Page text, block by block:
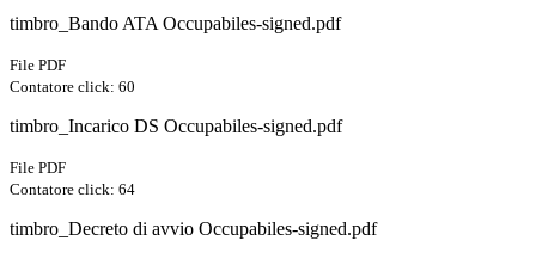
timbro_Bando ATA Occupabiles-signed.pdf
File PDF
Contatore click: 60
timbro_Incarico DS Occupabiles-signed.pdf
File PDF
Contatore click: 64
timbro_Decreto di avvio Occupabiles-signed.pdf